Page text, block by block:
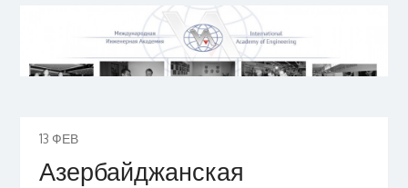
13 ФЕВ
Азербайджанская